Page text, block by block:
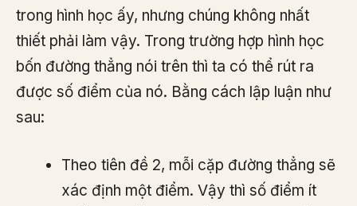
trong hình học ấy, nhưng chúng không nhất
thiết phải làm vậy. Trong trường hợp hình học
bốn đường thẳng nói trên thì ta có thể rút ra
được số điểm của nó. Bằng cách lập luận như
sau:
Theo tiên đề 2, mỗi cặp đường thẳng sẽ
xác định một điểm. Vậy thì số điểm ít